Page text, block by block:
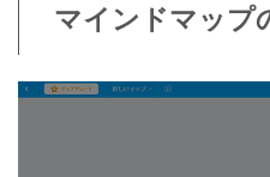
マインドマップ